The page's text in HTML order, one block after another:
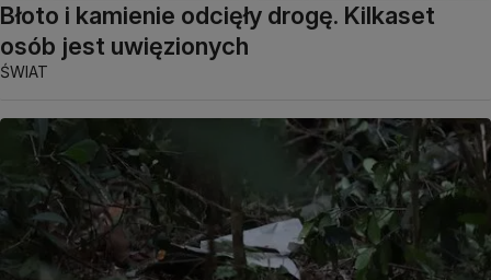
Błoto i kamienie odcięły drogę. Kilkaset
osób jest uwięzionych
ŚWIAT